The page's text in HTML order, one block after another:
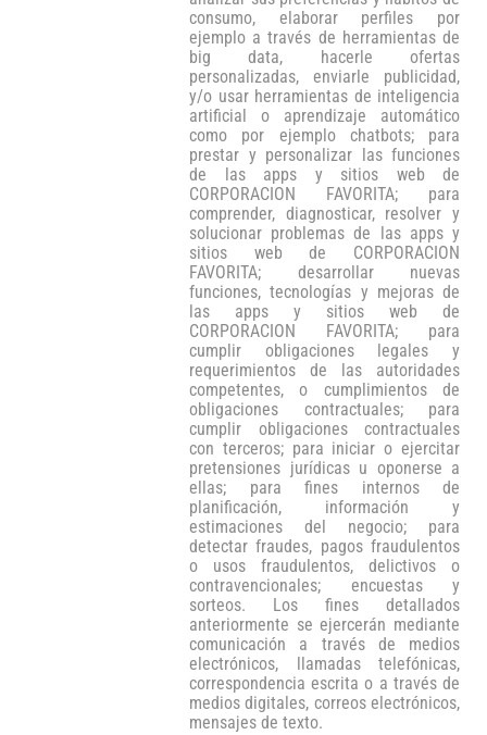
consumo, elaborar perfiles por
ejemplo a través de herramientas de
big data, hacerle ofertas
personalizadas, enviarle publicidad,
y/o usar herramientas de inteligencia
artificial o aprendizaje automático
como por ejemplo chatbots; para
prestar y personalizar las funciones
de las apps y sitios web de
CORPORACION FAVORITA; para
comprender, diagnosticar, resolver y
solucionar problemas de las apps y
sitios web de CORPORACION
FAVORITA; desarrollar nuevas
funciones, tecnologías y mejoras de
las apps y sitios web de
CORPORACION FAVORITA; para
cumplir obligaciones legales y
requerimientos de las autoridades
competentes, o cumplimientos de
obligaciones contractuales; para
cumplir obligaciones contractuales
con terceros; para iniciar o ejercitar
pretensiones jurídicas u oponerse a
ellas; para fines internos de
planificación, información y
estimaciones del negocio; para
detectar fraudes, pagos fraudulentos
o usos fraudulentos, delictivos o
contravencionales; encuestas y
sorteos. Los fines detallados
anteriormente se ejercerán mediante
comunicación a través de medios
electrónicos, llamadas telefónicas,
correspondencia escrita o a través de
medios digitales, correos electrónicos,
mensajes de texto.